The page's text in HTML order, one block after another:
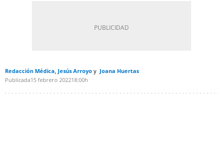
Redacción Médica Jesús Arroyo
Joana Huertas
Publicada15 febrero 202218:00h